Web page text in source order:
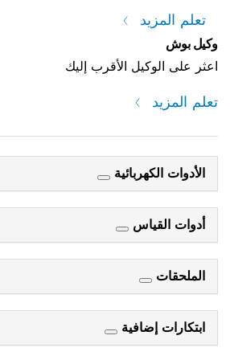
تعلم المزيد
وكيل بوش
اعثر على الوكيل الأقرب إليك
تعلم المزيد
الأدوات الكهربائية
أدوات القياس
الملحقات
ابتكارات إضافية